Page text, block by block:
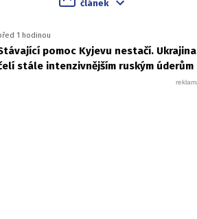
článek
1 hodinou
pomoc Kyjevu nestačí. Ukrajina
stále intenzivnějším ruským úderům